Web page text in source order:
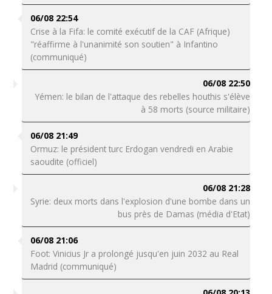
06/08 22:54
Crise à la Fifa: le comité exécutif de la CAF (Afrique)
"réaffirme à l'unanimité son soutien" à Infantino
(communiqué)
06/08 22:50
Yémen: le bilan de l'attaque des rebelles houthis s'élève
à 58 morts (source militaire)
06/08 21:49
Ormuz: le président turc Erdogan vendredi en Arabie
saoudite (officiel)
06/08 21:28
Syrie: deux morts dans l'explosion d'une bombe dans un
bus près de Damas (média d'Etat)
06/08 21:06
Foot: Vinicius Jr a prolongé jusqu'en juin 2032 au Real
Madrid (communiqué)